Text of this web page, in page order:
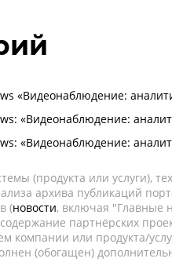
«Видеонаблюдение:
«Видеонаблюдение:
«Видеонаблюдение:
(продукта или услуги),
архива публикаций
(новости, включая "Главные
партнёрских
компании или продукта/
(обогащен)